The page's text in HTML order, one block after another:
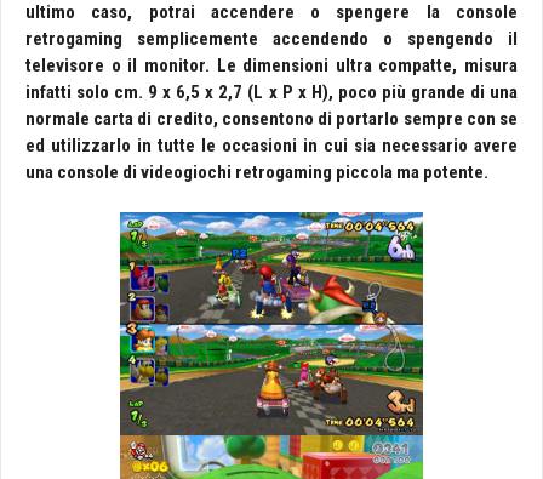
ultimo caso, potrai accendere o spengere la console
retrogaming semplicemente accendendo o spengendo il
televisore o il monitor. Le dimensioni ultra compatte, misura
infatti solo cm. 9 x 6,5 x 2,7 (L x P x H), poco più grande di una
normale carta di credito, consentono di portarlo sempre con se
ed utilizzarlo in tutte le occasioni in cui sia necessario avere
una console di videogiochi retrogaming piccola ma potente.